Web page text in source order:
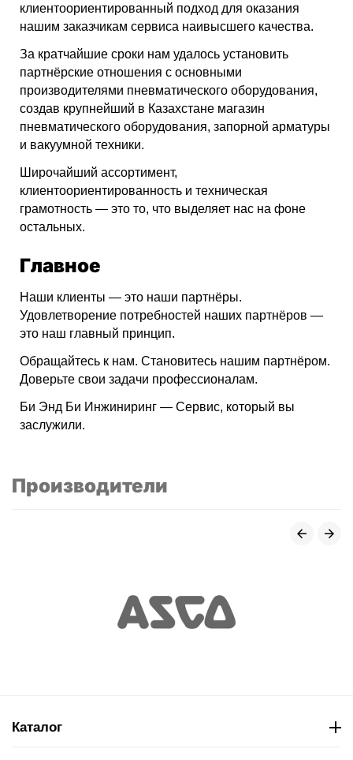
клиентоориентированный подход для оказания
нашим заказчикам сервиса наивысшего качества.
За кратчайшие сроки нам удалось установить
партнёрские отношения с основными
производителями пневматического оборудования,
создав крупнейший в Казахстане магазин
пневматического оборудования, запорной арматуры
и вакуумной техники.
Широчайший ассортимент,
клиентоориентированность и техническая
грамотность — это то, что выделяет нас на фоне
остальных.
Главное
Наши клиенты — это наши партнёры.
Удовлетворение потребностей наших партнёров —
это наш главный принцип.
Обращайтесь к нам. Становитесь нашим партнёром.
Доверьте свои задачи профессионалам.
Би Энд Би Инжиниринг — Сервис, который вы
заслужили.
Производители
Каталог